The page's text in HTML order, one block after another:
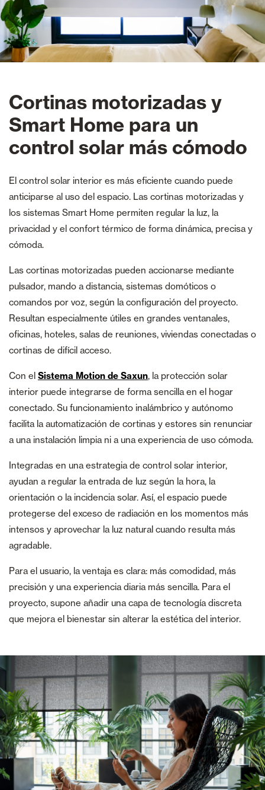
Cortinas motorizadas y
Smart Home para un
control solar más cómodo
El control solar interior es más eficiente cuando puede
anticiparse al uso del espacio. Las cortinas motorizadas y
los sistemas Smart Home permiten regular la luz, la
privacidad y el confort térmico de forma dinámica, precisa y
cómoda.
Las cortinas motorizadas pueden accionarse mediante
pulsador, mando a distancia, sistemas domóticos o
comandos por voz, según la configuración del proyecto.
Resultan especialmente útiles en grandes ventanales,
oficinas, hoteles, salas de reuniones, viviendas conectadas o
cortinas de difícil acceso.
Con el Sistema Motion de Saxun, la protección solar
interior puede integrarse de forma sencilla en el hogar
conectado. Su funcionamiento inalámbrico y autónomo
facilita la automatización de cortinas y estores sin renunciar
a una instalación limpia ni a una experiencia de uso cómoda.
Integradas en una estrategia de control solar interior,
ayudan a regular la entrada de luz según la hora, la
orientación o la incidencia solar. Así, el espacio puede
protegerse del exceso de radiación en los momentos más
intensos y aprovechar la luz natural cuando resulta más
agradable.
Para el usuario, la ventaja es clara: más comodidad, más
precisión y una experiencia diaria más sencilla. Para el
proyecto, supone añadir una capa de tecnología discreta
que mejora el bienestar sin alterar la estética del interior.